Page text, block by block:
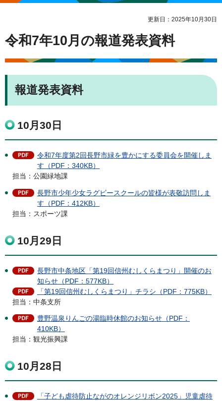
更新日：2025年10月30日
令和7年10月の報道発表資料
報道発表資料
10月30日
令和7年度第2回長野市緑を豊かにする委員会を開催しま
す（PDF：340KB）
担当：公園緑地課
長野市少年少女ラグビースクールの皆様が表敬訪問しま
す（PDF：412KB）
担当：スポーツ課
10月29日
長野市中条地区「第19回信州むしくらまつり」開催のお
知らせ（PDF：577KB）
「第19回信州むしくらまつり」チラシ（PDF：775KB）
担当：中条支所
豊野温泉りんごの湯臨時休館のお知らせ（PDF：
410KB）
担当：観光振興課
10月28日
「子ども虐待防止ながのオレンジリボン2025」児童虐待